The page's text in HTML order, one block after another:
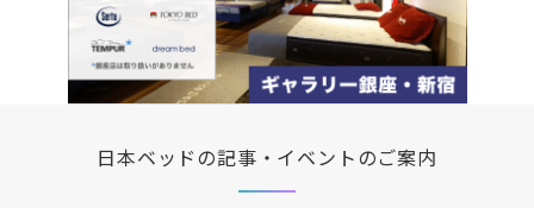
日本ベッドの記事・イベントのご案内